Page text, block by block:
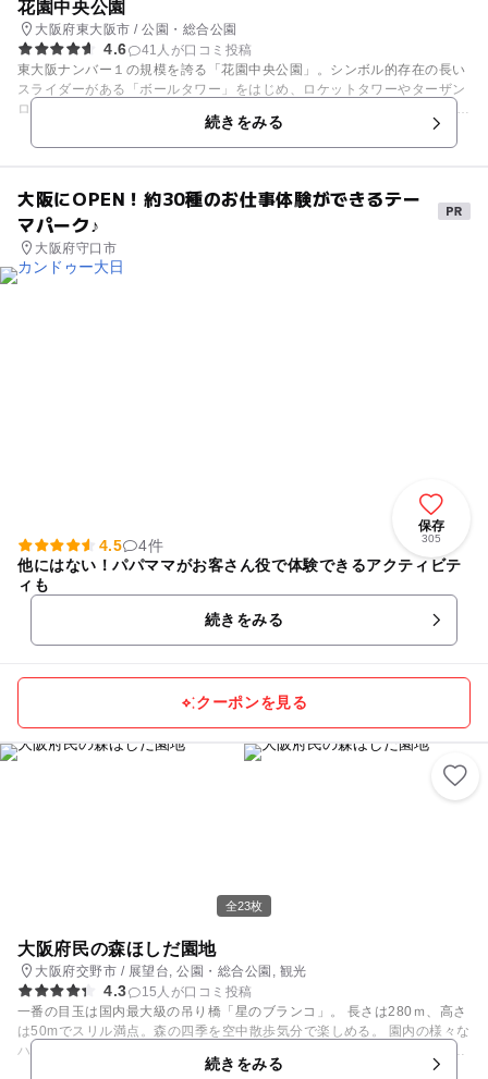
花園中央公園
大阪府東大阪市 / 公園・総合公園
4.6
41人が口コミ投稿
東大阪ナンバー１の規模を誇る「花園中央公園」。シンボル的存在の長い
スライダーがある「ボールタワー」をはじめ、ロケットタワーやターザン
ロープなどさまざまな遊具が楽しめます。 公園内の遊具と遊具は、仕掛け
がいっぱいの「コスモハイウェイ」という通路でつながっています。子ど
もにしかくぐれない通路もあります！小さなお子さんにも安心なかわいい
「ドリーム21」、市民美術センターなどもあり、大人から子どもまで楽し
むことができます。
続きをみる
大阪にOPEN！約30種のお仕事体験ができるテー
マパーク♪
大阪府守口市
保存
305
4.5
4件
他にはない！パパママがお客さん役で体験できるアクティビテ
ィも
続きをみる
クーポンを見る
全23枚
大阪府民の森ほしだ園地
大阪府交野市 / 展望台, 公園・総合公園, 観光
4.3
15人が口コミ投稿
一番の目玉は国内最大級の吊り橋「星のブランコ」。 長さは280ｍ、高さ
は50mでスリル満点。森の四季を空中散歩気分で楽しめる。 園内の様々な
ハイキングコースには適度なアップダウンがあり、「展望スポット」まで
登ると森に浮かぶ星のブランコが眼下に見え、遠く市街地を望むこともで
続きをみる